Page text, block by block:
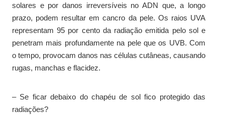
solares e por danos irreversíveis no ADN que, a longo
prazo, podem resultar em cancro da pele. Os raios UVA
representam 95 por cento da radiação emitida pelo sol e
penetram mais profundamente na pele que os UVB. Com
o tempo, provocam danos nas células cutâneas, causando
rugas, manchas e flacidez.
– Se ficar debaixo do chapéu de sol fico protegido das
radiações?